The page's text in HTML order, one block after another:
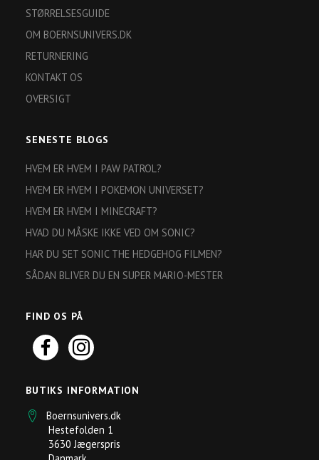
STØRRELSESGUIDE
OM BOERNSUNIVERS.DK
RETURNERING
KONTAKT OS
OVERSIGT
SENESTE BLOGS
HVEM ER HVEM I PAW PATROL?
HVEM ER HVEM I POKEMON UNIVERSET?
HVEM ER HVEM I MINECRAFT?
HVAD DU MÅSKE IKKE VED OM SONIC?
HAR DU SET SONIC THE HEDGEHOG FILMEN?
SÅDAN BLIVER DU EN SUPER MARIO-MESTER
FIND OS PÅ
BUTIKS INFORMATION
Boernsunivers.dk
Hestefolden 1
3630 Jægerspris